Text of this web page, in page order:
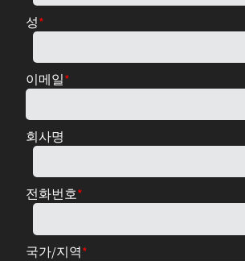
성*
이메일*
회사명
전화번호*
국가/지역*